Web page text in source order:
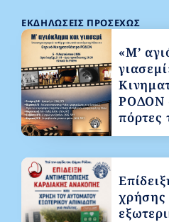
ΕΚΔΗΛΏΣΕΙΣ ΠΡΟΣΕΧΏΣ
«Μ’
ΡΟΔΟΝ
πόρτες
χρήσης